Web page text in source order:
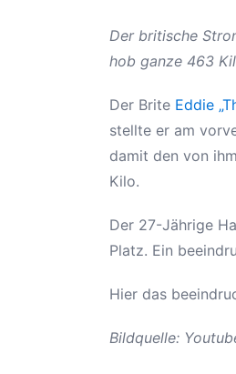
Der britische
hob ganze 463
Der Brite Eddie
stellte er am
damit den von
Kilo.
Der 27-Jährige
Platz. Ein
Hier das
Bildquelle: